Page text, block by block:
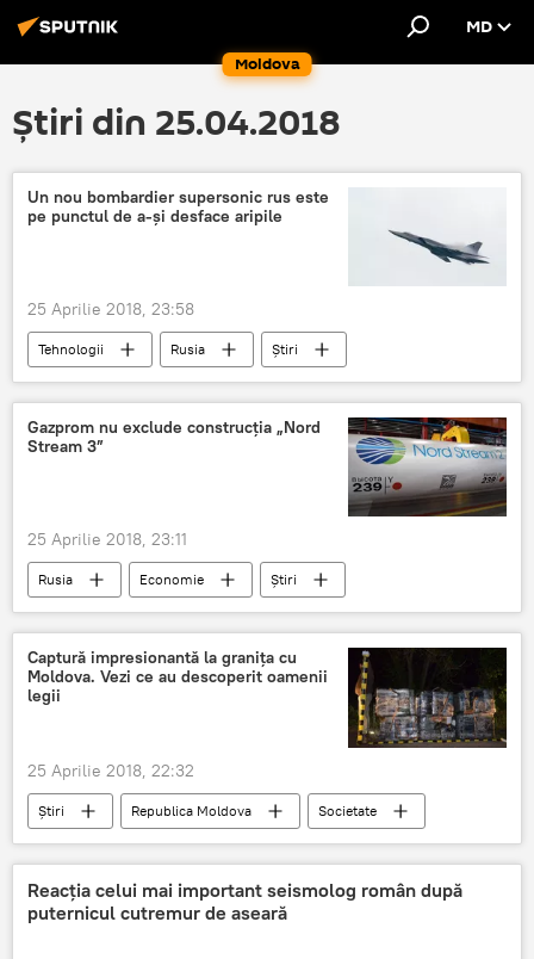
Moldova
MD
Știri din 25.04.2018
Un nou bombardier supersonic rus este
pe punctul de a-și desface aripile
25 Aprilie 2018, 23:58
Tehnologii Rusia
Știri
Rusia
Moscova
modificare
Dotare
bombardier
rachete
planuri
Gazprom nu exclude construcția „Nord
Stream 3”
25 Aprilie 2018, 23:11
Rusia Economie Știri
Captură impresionantă la granița cu
Moldova. Vezi ce au descoperit oamenii
legii
25 Aprilie 2018, 22:32
Știri Republica Moldova
Societate
Romania
Chisinau
Iasi
Politia de Frontiera
moldovean
roman
tigari
contrabanda
Reacția celui mai important seismolog român după
puternicul cutremur de aseară